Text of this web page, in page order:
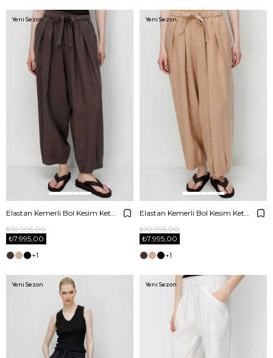
Elastan Kemerli Bol Kesim Keten Pantolon
₺7.995,00
₺10.995,00
+1
Yeni Sezon
Elastan Kemerli Bol Kesim Keten Pantolon
₺7.995,00
₺10.995,00
+1
Yeni Sezon
Yeni Sezon Yeni Sezon